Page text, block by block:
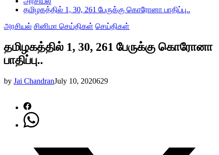
தமிழகத்தில் 1, 30, 261 பேருக்கு கொரோனா பாதிப்பு..
அரசியல் சினிமா செய்திகள் செய்திகள்
தமிழகத்தில் 1, 30, 261 பேருக்கு கொரோனா
பாதிப்பு..
by Jai ChandranJuly 10, 2020629